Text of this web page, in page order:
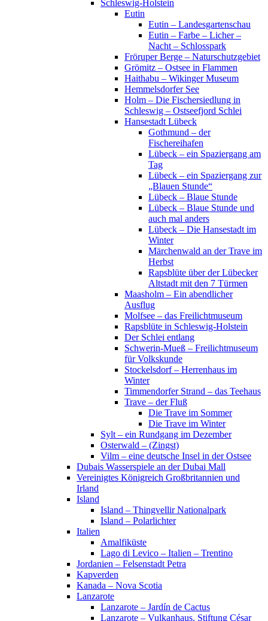
Schleswig-Holstein
Eutin
Eutin – Landesgartenschau
Eutin – Farbe – Licher –
Nacht – Schlosspark
Fröruper Berge – Naturschutzgebiet
Grömitz – Ostsee in Flammen
Haithabu – Wikinger Museum
Hemmelsdorfer See
Holm – Die Fischersiedlung in
Schleswig – Ostseefjord Schlei
Hansestadt Lübeck
Gothmund – der
Fischereihafen
Lübeck – ein Spaziergang am
Tag
Lübeck – ein Spaziergang zur
„Blauen Stunde“
Lübeck – Blaue Stunde
Lübeck – Blaue Stunde und
auch mal anders
Lübeck – Die Hansestadt im
Winter
Märchenwald an der Trave im
Herbst
Rapsblüte über der Lübecker
Altstadt mit den 7 Türmen
Maasholm – Ein abendlicher
Ausflug
Molfsee – das Freilichtmuseum
Rapsblüte in Schleswig-Holstein
Der Schlei entlang
Schwerin-Mueß – Freilichtmuseum
für Volkskunde
Stockelsdorf – Herrenhaus im
Winter
Timmendorfer Strand – das Teehaus
Trave – der Fluß
Die Trave im Sommer
Die Trave im Winter
Sylt – ein Rundgang im Dezember
Osterwald – (Zingst)
Vilm – eine deutsche Insel in der Ostsee
Dubais Wasserspiele an der Dubai Mall
Vereinigtes Königreich Großbritannien und
Irland
Island
Island – Thingvellir Nationalpark
Island – Polarlichter
Italien
Amalfiküste
Lago di Levico – Italien – Trentino
Jordanien – Felsenstadt Petra
Kapverden
Kanada – Nova Scotia
Lanzarote
Lanzarote – Jardín de Cactus
Lanzarote – Vulkanhaus. Stiftung César